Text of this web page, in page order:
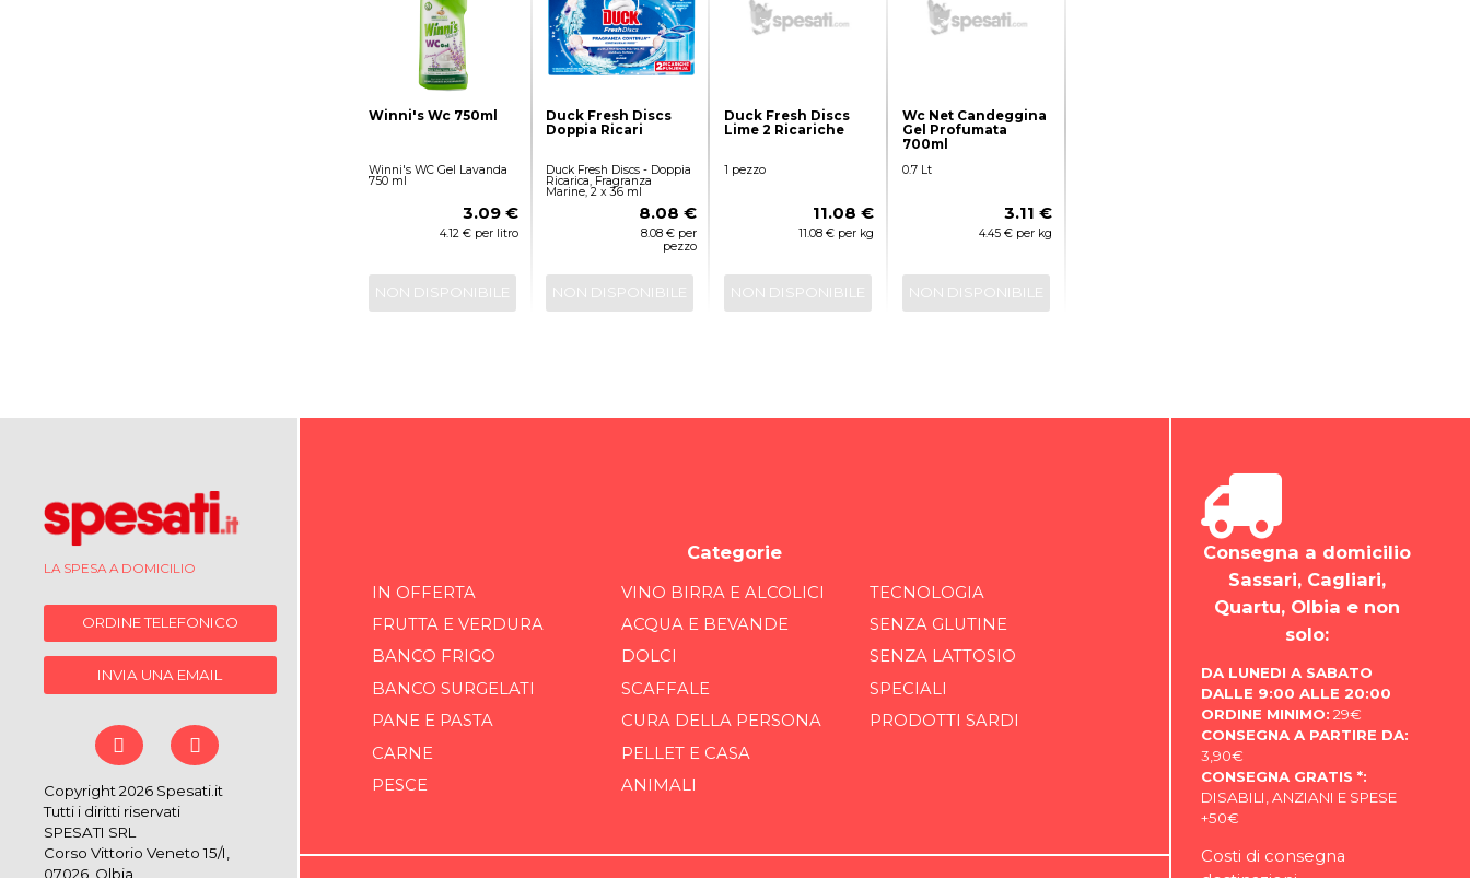
Winni's Wc 750ml
Winni's WC Gel Lavanda
750 ml
3.09 €
4.12 € per litro
NON DISPONIBILE
Duck Fresh Discs
Doppia Ricari
Duck Fresh Discs - Doppia
Ricarica, Fragranza
Marine, 2 x 36 ml
8.08 €
8.08 € per
pezzo
NON DISPONIBILE
Duck Fresh Discs
Lime 2 Ricariche
1 pezzo
11.08 €
11.08 € per kg
NON DISPONIBILE
Wc Net Candeggina
Gel Profumata
700ml
0.7 Lt
3.11 €
4.45 € per kg
NON DISPONIBILE
LA SPESA A DOMICILIO
ORDINE TELEFONICO
INVIA UNA EMAIL
Copyright 2026 Spesati.it
Tutti i diritti riservati
SPESATI SRL
Corso Vittorio Veneto 15/I,
07026, Olbia
Categorie
IN OFFERTA
FRUTTA E VERDURA
BANCO FRIGO
BANCO SURGELATI
PANE E PASTA
CARNE
PESCE
VINO BIRRA E ALCOLICI
ACQUA E BEVANDE
DOLCI
SCAFFALE
CURA DELLA PERSONA
PELLET E CASA
ANIMALI
TECNOLOGIA
SENZA GLUTINE
SENZA LATTOSIO
SPECIALI
PRODOTTI SARDI
Consegna a domicilio
Sassari, Cagliari,
Quartu, Olbia e non
solo:
DA LUNEDI A SABATO
DALLE 9:00 ALLE 20:00
ORDINE MINIMO: 29€
CONSEGNA A PARTIRE DA:
3,90€
CONSEGNA GRATIS *:
DISABILI, ANZIANI E SPESE
+50€
Costi di consegna